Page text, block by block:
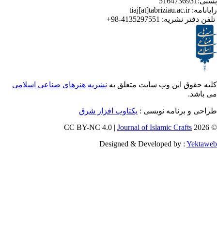
نشریه:4135297551-98+
این وب سایت متعلق بهنشریه هنرهای صناعی اسلامی
نویسی : یکتاوب افزار شرق
Journal of Islamic
Designed & Developed by :